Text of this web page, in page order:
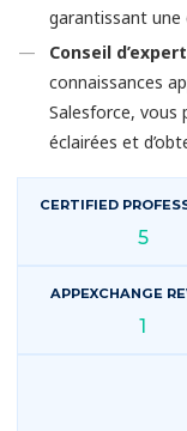
garantissant une
Conseil
connaissances
Salesforce, vous
éclairées et
CERTIFIED
5
APPEXCHANGE
1